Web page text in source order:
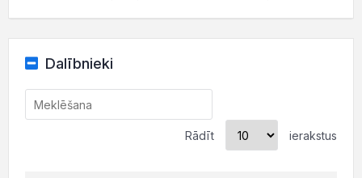
Dalībnieki
Rādīt ierakstus